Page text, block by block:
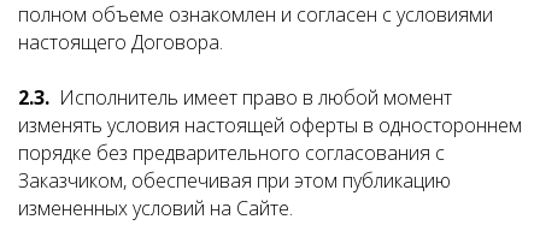
полном объеме ознакомлен и согласен с условиями
настоящего Договора.
2.3. Исполнитель имеет право в любой момент
изменять условия настоящей оферты в одностороннем
порядке без предварительного согласования с
Заказчиком, обеспечивая при этом публикацию
измененных условий на Сайте.